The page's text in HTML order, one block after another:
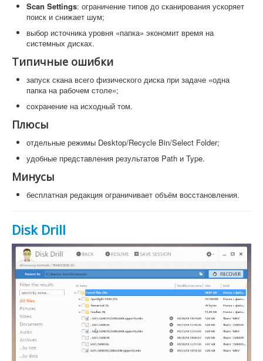
Scan Settings: ограничение типов до сканирования ускоряет
поиск и снижает шум;
выбор источника уровня «папка» экономит время на
системных дисках.
Типичные ошибки
запуск скана всего физического диска при задаче «одна
папка на рабочем столе»;
сохранение на исходный том.
Плюсы
отдельные режимы Desktop/Recycle Bin/Select Folder;
удобные представления результатов Path и Type.
Минусы
бесплатная редакция ограничивает объём восстановления.
Disk Drill